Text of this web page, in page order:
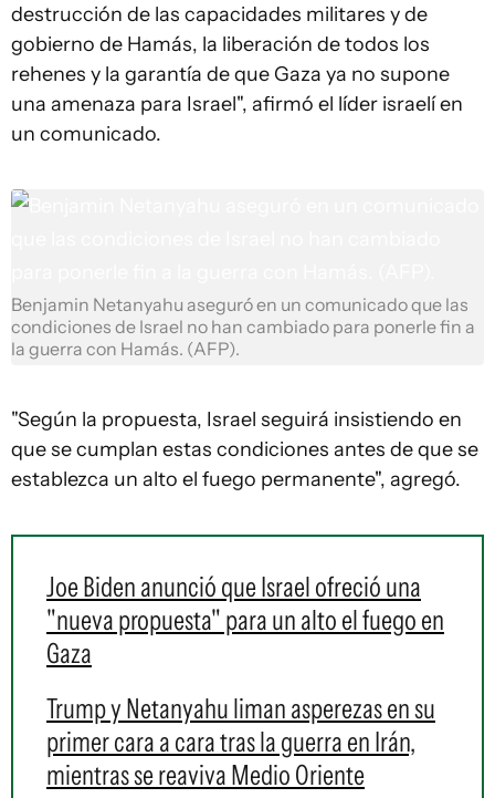
destrucción de las capacidades militares y de
gobierno de Hamás, la liberación de todos los
rehenes y la garantía de que Gaza ya no supone
una amenaza para Israel", afirmó el líder israelí en
un comunicado.
Benjamin Netanyahu aseguró en un comunicado que las
condiciones de Israel no han cambiado para ponerle fin a
la guerra con Hamás. (AFP).
"Según la propuesta, Israel seguirá insistiendo en
que se cumplan estas condiciones antes de que se
establezca un alto el fuego permanente", agregó.
Joe Biden anunció que Israel ofreció una
"nueva propuesta" para un alto el fuego en
Gaza
Trump y Netanyahu liman asperezas en su
primer cara a cara tras la guerra en Irán,
mientras se reaviva Medio Oriente